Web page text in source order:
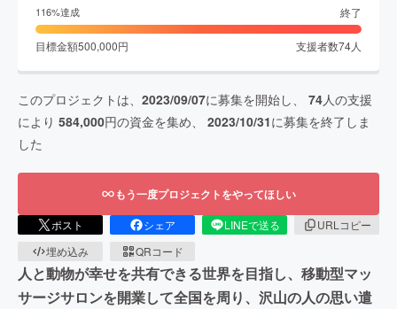
116%達成 終了
目標金額500,000円 支援者数74人
このプロジェクトは、 2023/09/07に募集を開始し、 74人の支援
により 584,000円の資金を集め、 2023/10/31に募集を終了しま
した
もう一度プロジェクトをやってほしい
ポスト シェア LINEで送る
URLコピー
埋め込み
QRコード
人と動物が幸せを共有できる世界を目指し、移動型マッ
サージサロンを開業して全国を周り、沢山の人の思い遣